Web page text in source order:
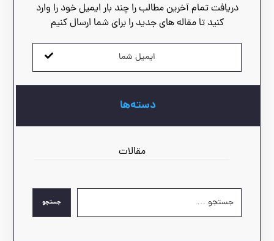
دریافت تمام آخرین مطالب را چند بار ایمیل خود را وارد
کنید تا مقاله های جدید را برای شما ارسال کنیم
دسته‌ها
مقالات
جستجو